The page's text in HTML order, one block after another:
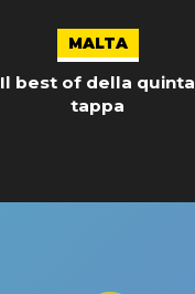
MALTA
Il best of della quinta
tappa